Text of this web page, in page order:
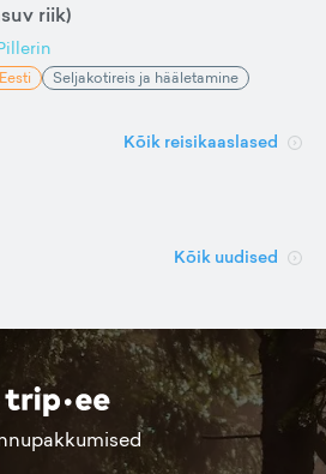
riik)
Eesti Seljakotireis ja hääletamine
Kõik reisikaaslased
Kõik uudised